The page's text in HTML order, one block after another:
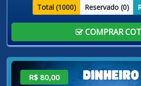
Total (1000) Reservado (0)
COMPRAR
R$ 80,00